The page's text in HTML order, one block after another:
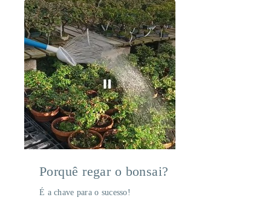
Porquê regar o bonsai?
É a chave para o sucesso!